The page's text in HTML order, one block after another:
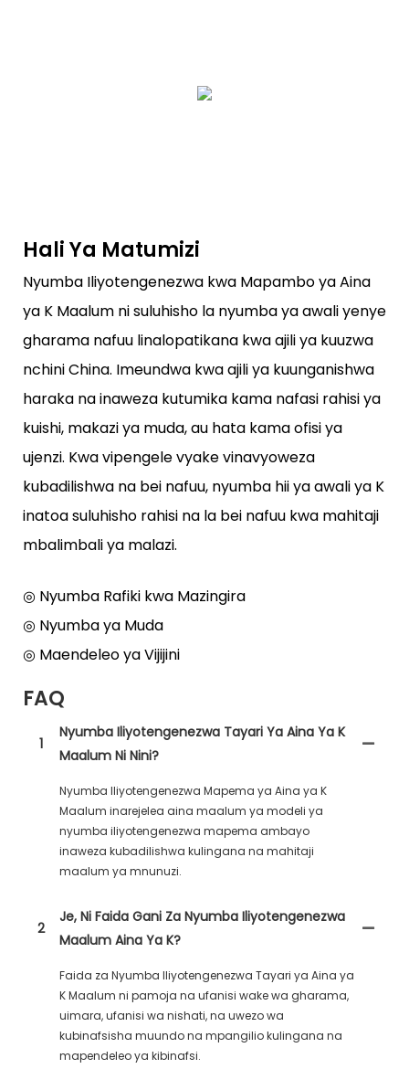
Hali Ya Matumizi
Nyumba Iliyotengenezwa kwa Mapambo ya Aina
ya K Maalum ni suluhisho la nyumba ya awali yenye
gharama nafuu linalopatikana kwa ajili ya kuuzwa
nchini China. Imeundwa kwa ajili ya kuunganishwa
haraka na inaweza kutumika kama nafasi rahisi ya
kuishi, makazi ya muda, au hata kama ofisi ya
ujenzi. Kwa vipengele vyake vinavyoweza
kubadilishwa na bei nafuu, nyumba hii ya awali ya K
inatoa suluhisho rahisi na la bei nafuu kwa mahitaji
mbalimbali ya malazi.
◎ Nyumba Rafiki kwa Mazingira
◎ Nyumba ya Muda
◎ Maendeleo ya Vijijini
FAQ
1
Nyumba Iliyotengenezwa Tayari Ya Aina Ya K
Maalum Ni Nini?
Nyumba Iliyotengenezwa Mapema ya Aina ya K
Maalum inarejelea aina maalum ya modeli ya
nyumba iliyotengenezwa mapema ambayo
inaweza kubadilishwa kulingana na mahitaji
maalum ya mnunuzi.
2
Je, Ni Faida Gani Za Nyumba Iliyotengenezwa
Maalum Aina Ya K?
Faida za Nyumba Iliyotengenezwa Tayari ya Aina ya
K Maalum ni pamoja na ufanisi wake wa gharama,
uimara, ufanisi wa nishati, na uwezo wa
kubinafsisha muundo na mpangilio kulingana na
mapendeleo ya kibinafsi.